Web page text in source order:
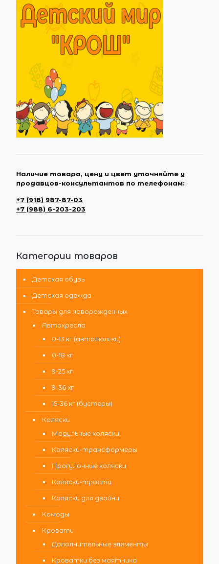
Наличие товара, цену и цвет уточняйте у
продавцов-консультантов по телефонам:
+7 (918) 987-87-03
+7 (988) 6-203-203
Категории товаров
Детская обувь
Детская одежда
Товары для новорожденных
Автокресла
0-13 кг (автолюльки)
0-18 кг
9-25 кг
9-36 кг
15-36 кг (бустеры)
Коляски
Модульные коляски
Коляски-трансформеры
Прогулочные коляски
Коляски-трости
Коляски для двойни
Комоды
Кровати
Дополнительные элементы
Кроватки без маятника